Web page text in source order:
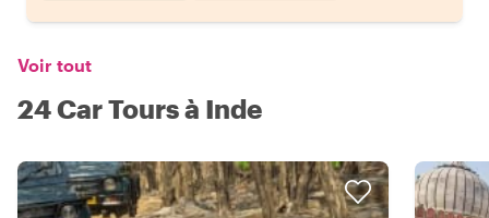
Voir tout
24 Car Tours à Inde